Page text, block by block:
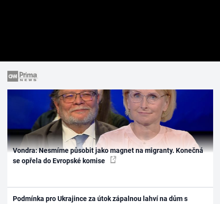
Vondra: Nesmíme působit jako magnet na migranty. Konečná
se opřela do Evropské komise
Podmínka pro Ukrajince za útok zápalnou lahví na dům s